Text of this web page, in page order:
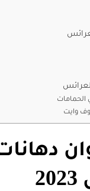
الحمامات
وايت